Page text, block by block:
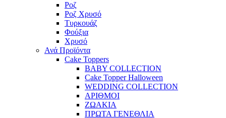
Ροζ
Ροζ Χρυσό
Τυρκουάζ
Φούξια
Χρυσό
Ανά Προϊόντα
Cake Toppers
BABY COLLECTION
Cake Topper Halloween
WEDDING COLLECTION
ΑΡΙΘΜΟΙ
ΖΩΑΚΙΑ
ΠΡΩΤΑ ΓΕΝΕΘΛΙΑ